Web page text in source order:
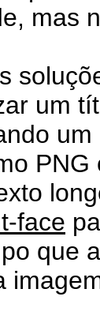
mas
um
PNG
face
que